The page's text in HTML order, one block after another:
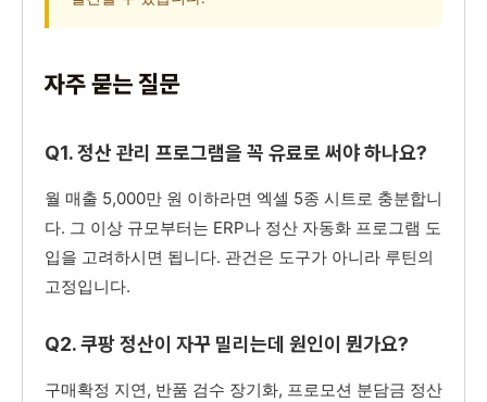
자주 묻는 질문
Q1. 정산 관리 프로그램을 꼭 유료로 써야 하나요?
월 매출 5,000만 원 이하라면 엑셀 5종 시트로 충분합니
다. 그 이상 규모부터는 ERP나 정산 자동화 프로그램 도
입을 고려하시면 됩니다. 관건은 도구가 아니라 루틴의
고정입니다.
Q2. 쿠팡 정산이 자꾸 밀리는데 원인이 뭔가요?
구매확정 지연, 반품 검수 장기화, 프로모션 분담금 정산